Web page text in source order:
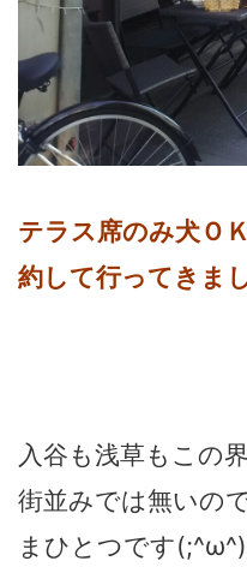
テラス席のみ犬Ｏ
約して行ってきま
入谷も浅草もこの
街並みでは無いの
まひとつです(;^ω^)